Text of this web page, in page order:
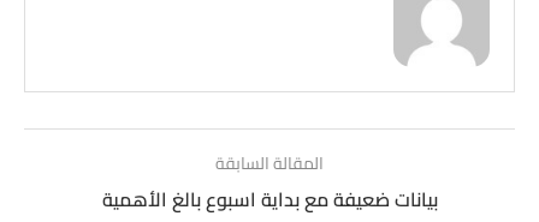
المقالة السابقة
بيانات ضعيفة مع بداية اسبوع بالغ الأهمية